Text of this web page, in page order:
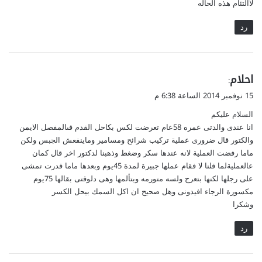
لاالتئام هذه الحاله
رد
ي
ق
ل
احلام:
15 نوفمبر 2014 الساعة 6:38 م
السلام عليكم
انا عندى والدتى عمره 58عام تعرضت لكس بكاحل القدم فىالمفصل الايمن
والكتور قال ضرورى عملية تركيب شرائح ومسامير وماينفعش الجبس ولكن
ماما رفضت العملية لانه عندها سكر وضغط وذهبنا لدكتور اخر قال كمان
عالعمليةلما قلنا لا فقام عملها جبيرة لمدة 45يوم وبعدها ماما قدرت تمشى
على رجلها لكنها بتعرج ولسه متورمه وبتألمها وهى دلوقتى بقالها 75يوم
مكسورة الرجاء افيدونى وهل صحيح ان اكل السمك بيحل الكسر
وشكرا
رد